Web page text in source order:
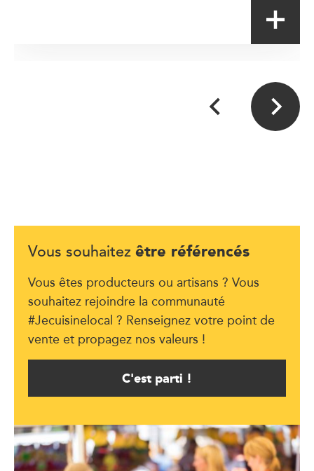
Vous souhaitez être référencés
Vous êtes producteurs ou artisans ? Vous
souhaitez rejoindre la communauté
#Jecuisinelocal ? Renseignez votre point de
vente et propagez nos valeurs !
C'est parti !